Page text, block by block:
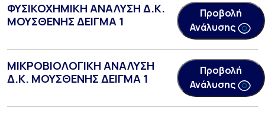
ΦΥΣΙΚΟΧΗΜΙΚΗ ΑΝΑΛΥΣΗ Δ.Κ.
ΜΟΥΣΘΕΝΗΣ ΔΕΙΓΜΑ 1
Προβολή
Ανάλυσης
ΜΙΚΡΟΒΙΟΛΟΓΙΚΗ ΑΝΑΛΥΣΗ
Δ.Κ. ΜΟΥΣΘΕΝΗΣ ΔΕΙΓΜΑ 1
Προβολή
Ανάλυσης